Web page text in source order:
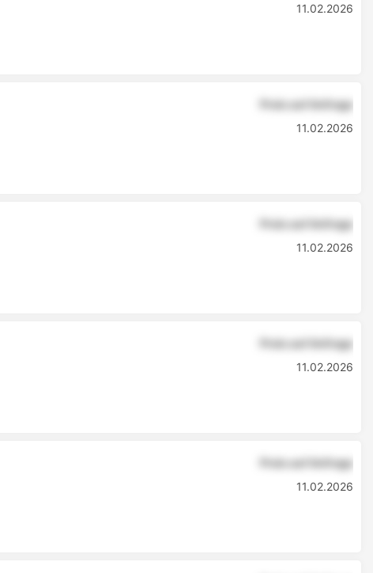
11.02.2026
Preis auf Anfrage
11.02.2026
Preis auf Anfrage
11.02.2026
Preis auf Anfrage
11.02.2026
Preis auf Anfrage
11.02.2026